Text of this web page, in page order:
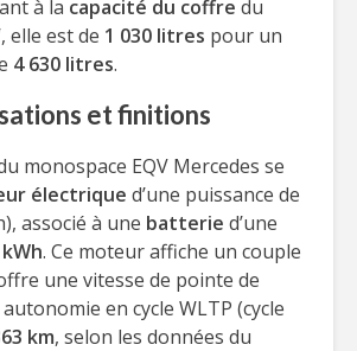
à la capacité du coffre du
elle est de 1 030 litres pour un
4 630 litres.
et finitions
monospace EQV Mercedes se
électrique d’une puissance de
associé à une batterie d’une
. Ce moteur affiche un couple
une vitesse de pointe de
en cycle WLTP (cycle
km, selon les données du